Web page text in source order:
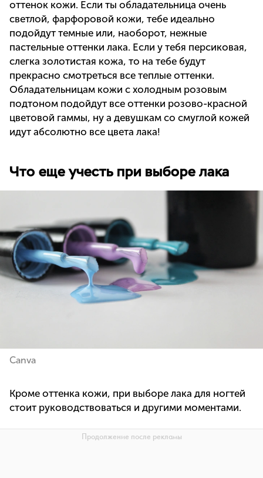
оттенок кожи. Если ты обладательница очень
светлой, фарфоровой кожи, тебе идеально
подойдут темные или, наоборот, нежные
пастельные оттенки лака. Если у тебя персиковая,
слегка золотистая кожа, то на тебе будут
прекрасно смотреться все теплые оттенки.
Обладательницам кожи с холодным розовым
подтоном подойдут все оттенки розово-красной
цветовой гаммы, ну а девушкам со смуглой кожей
идут абсолютно все цвета лака!
Что еще учесть при выборе лака
Canva
Кроме оттенка кожи, при выборе лака для ногтей
стоит руководствоваться и другими моментами.